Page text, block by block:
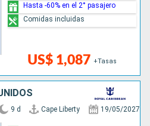
US$ 1,087 +Tasas
Hasta -60% en el 2° pasajero
Comidas incluidas
9 d Cape Liberty 19/05/2027